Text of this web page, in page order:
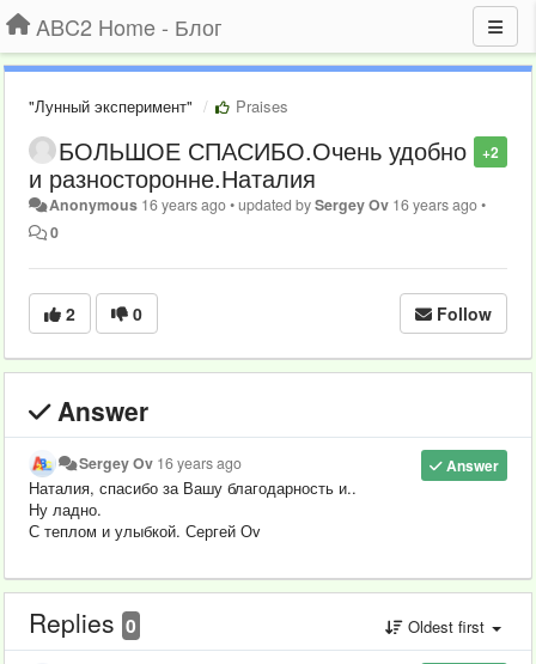
ABC2 Home - Блог
"Лунный эксперимент" Praises
+2
БОЛЬШОЕ СПАСИБО.Очень удобно
и разносторонне.Наталия
Anonymous 16 years ago•updated bySergey Ov 16 years ago•
0
2 0 Follow
Answer
Answer
Sergey Ov 16 years ago
Наталия, спасибо за Вашу благодарность и..
Ну ладно.
С теплом и улыбкой. Сергей Оv
Replies 0 Oldest first